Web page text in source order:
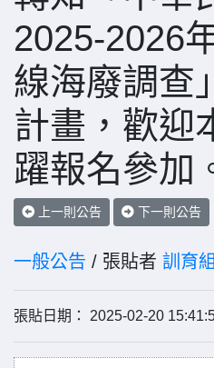
2025-2026
線海廢調查
計畫，歡迎
躍報名參加
上一則公告 下一則公告
一般公告 / 張貼者 訓育
張貼日期： 2025-02-20